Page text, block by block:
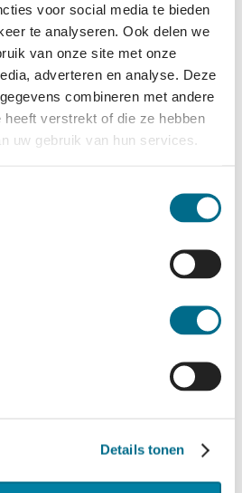
voor social media te bieden
te analyseren. Ook delen we
van onze site met onze
adverteren en analyse. Deze
combineren met andere
heeft verstrekt of die ze hebben
uw gebruik van hun services.
Details tonen
reisinformatie